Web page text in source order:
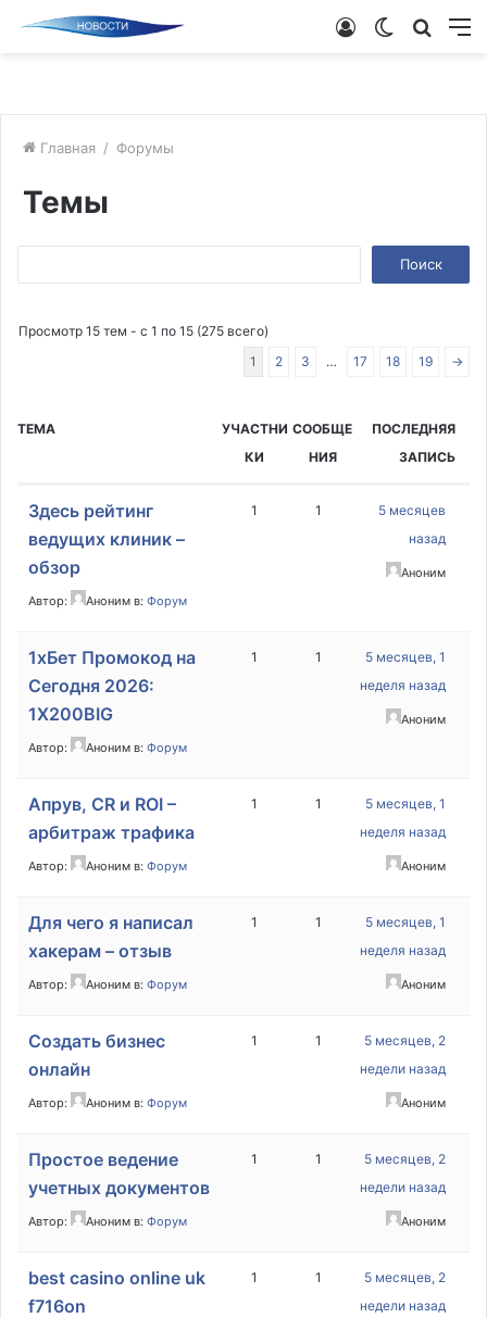
Поиск
Switch
Войти
Главная / Форумы
Темы
Просмотр 15 тем - с 1 по 15 (275 всего)
1
2 3 … 17 18 19 →
ТЕМА
УЧАСТНИ
КИ
СООБЩЕ
НИЯ
ПОСЛЕДНЯЯ
ЗАПИСЬ
Здесь рейтинг
ведущих клиник –
обзор
Автор: Аноним в: Форум
1 1
5 месяцев
назад
Аноним
1хБет Промокод на
Сегодня 2026:
1X200BIG
Автор: Аноним в: Форум
1 1
5 месяцев, 1
неделя назад
Аноним
Апрув, CR и ROI –
арбитраж трафика
Автор: Аноним в: Форум
1 1
5 месяцев, 1
неделя назад
Аноним
Для чего я написал
хакерам – отзыв
Автор: Аноним в: Форум
1 1
5 месяцев, 1
неделя назад
Аноним
Создать бизнес
онлайн
Автор: Аноним в: Форум
1 1
5 месяцев, 2
недели назад
Аноним
Простое ведение
учетных документов
Автор: Аноним в: Форум
1 1
5 месяцев, 2
недели назад
Аноним
best casino online uk
f716on
1 1
5 месяцев, 2
недели назад